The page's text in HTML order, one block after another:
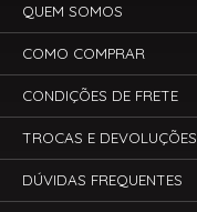
QUEM SOMOS
COMO COMPRAR
CONDIÇÕES DE FRETE
TROCAS E DEVOLUÇÕES
DÚVIDAS FREQUENTES